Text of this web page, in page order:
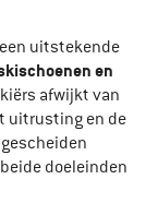
uitstekende
en
afwijkt van
uitrusting en de
doeleinden